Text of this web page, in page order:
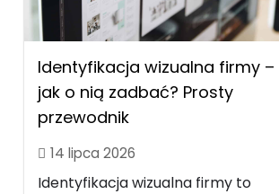
Identyfikacja wizualna firmy –
jak o nią zadbać? Prosty
przewodnik
14 lipca 2026
Identyfikacja wizualna firmy to